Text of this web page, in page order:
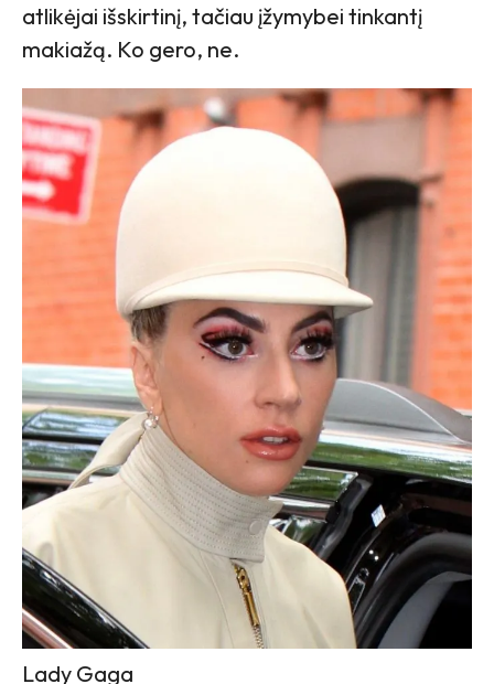
atlikėjai išskirtinį, tačiau įžymybei tinkantį
makiažą. Ko gero, ne.
Lady Gaga